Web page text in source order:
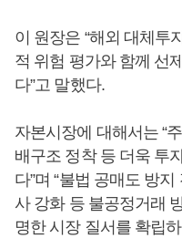
이 원장은 “해외 대체투
적 위험 평가와 함께 선
다”고 말했다.
자본시장에 대해서는 “
배구조 정착 등 더욱 투
다”며 “불법 공매도 방
사 강화 등 불공정거래
명한 시장 질서를 확립